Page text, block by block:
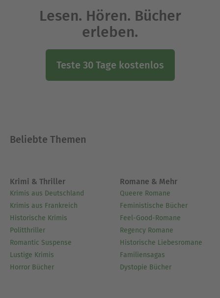
Lesen. Hören. Bücher
erleben.
Teste 30 Tage kostenlos
Beliebte Themen
Krimi & Thriller
Krimis aus Deutschland
Krimis aus Frankreich
Historische Krimis
Politthriller
Romantic Suspense
Lustige Krimis
Horror Bücher
Romane & Mehr
Queere Romane
Feministische Bücher
Feel-Good-Romane
Regency Romane
Historische Liebesromane
Familiensagas
Dystopie Bücher